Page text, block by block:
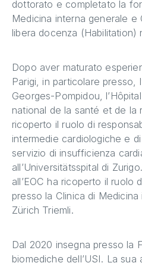
dottorato e completato la
Medicina interna generale
libera docenza (Habilitation)
Dopo aver maturato
Parigi, in particolare presso,
Georges-Pompidou,
national de la santé et de la
ricoperto il ruolo di
intermedie cardiologiche e
servizio di insufficienza
all’Universitätsspital di
all’EOC ha ricoperto il ruolo
presso la Clinica di
Zürich Triemli.
Dal 2020 insegna presso la
biomediche dell’USI. La sua